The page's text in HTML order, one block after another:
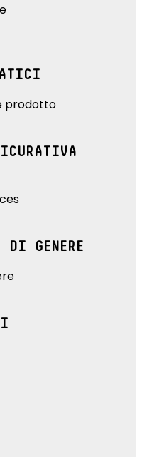
prodotto
GENERE